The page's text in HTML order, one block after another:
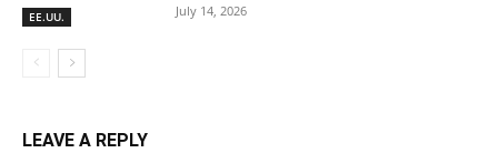
EE.UU. July 14, 2026
LEAVE A REPLY